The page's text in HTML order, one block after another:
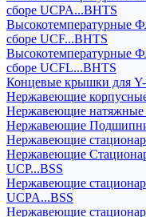
сборе UCPA...BHTS
Высокотемпературные
сборе UCF...BHTS
Высокотемпературные
сборе UCFL...BHTS
Концевые крышки для
Нержавеющие
Нержавеющие натяжные
Нержавеющие
Нержавеющие
Нержавеющие
UCP...BSS
Нержавеющие
UCPA...BSS
Нержавеющие